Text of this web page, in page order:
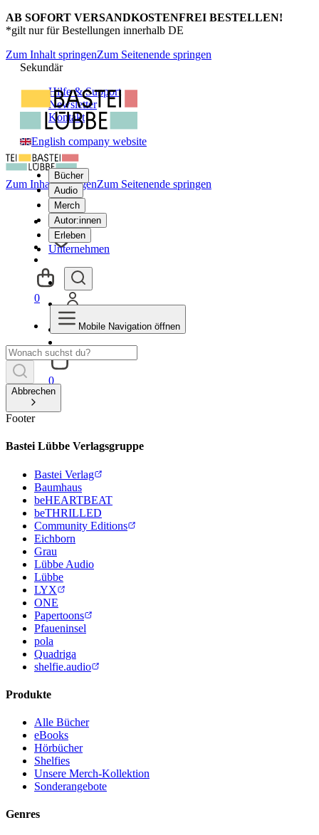
AB SOFORT VERSANDKOSTENFREI BESTELLEN!
*gilt nur für Bestellungen innerhalb DE
Zum Inhalt springenZum Seitenende springen
Sekundär
Hilfe & Support
Newsletter
Kontakt
English company website
Bücher
Audio
Merch
Autor:innen
Erleben
Unternehmen
0
Zum Inhalt springenZum Seitenende springen
0
Mobile Navigation öffnen
Abbrechen
Footer
Bastei Lübbe Verlagsgruppe
Bastei Verlag
Baumhaus
beHEARTBEAT
beTHRILLED
Community Editions
Eichborn
Grau
Lübbe Audio
Lübbe
LYX
ONE
Papertoons
Pfaueninsel
pola
Quadriga
shelfie.audio
Produkte
Alle Bücher
eBooks
Hörbücher
Shelfies
Unsere Merch-Kollektion
Sonderangebote
Genres